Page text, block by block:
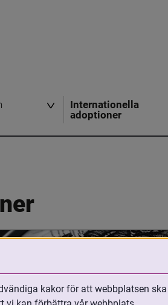
Internationella
adoptioner
kakor för att webbplatsen